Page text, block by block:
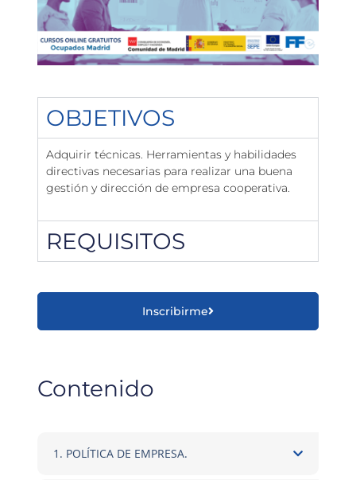
OBJETIVOS
Adquirir técnicas. Herramientas y habilidades
directivas necesarias para realizar una buena
gestión y dirección de empresa cooperativa.
REQUISITOS
Inscribirme
Contenido
1. POLÍTICA DE EMPRESA.